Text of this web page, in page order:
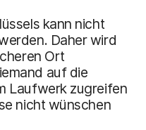
kann nicht
Daher wird
Ort
auf die
Laufwerk zugreifen
nicht wünschen